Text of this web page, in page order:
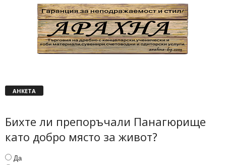
АНКЕТА
Бихте ли препоръчали Панагюрище
като добро място за живот?
Да